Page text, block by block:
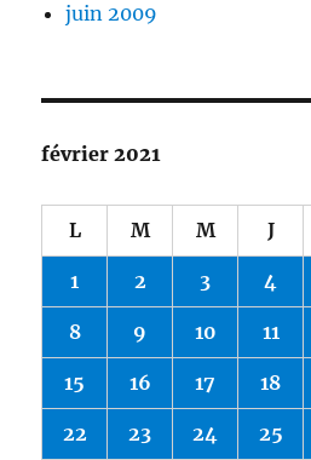
juin 2009
février 2021
L M M J
1 2 3 4
8 9 10 11
15 16 17 18
22 23 24 25